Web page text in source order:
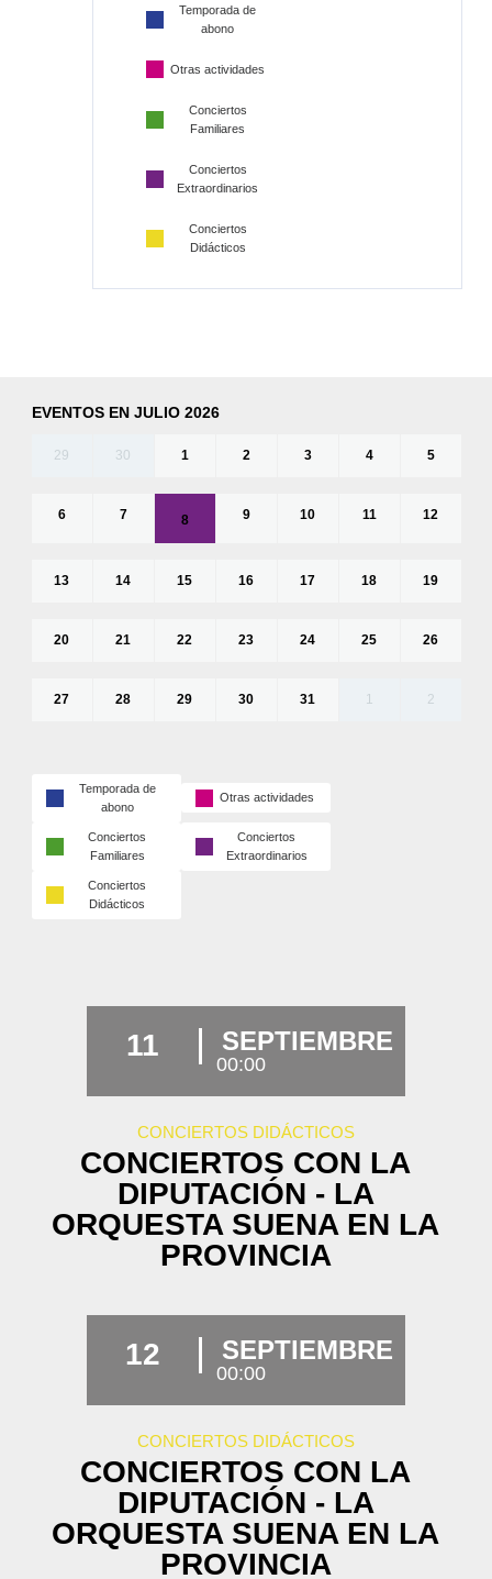
Temporada de
abono
Otras actividades
Conciertos
Familiares
Conciertos
Extraordinarios
Conciertos
Didácticos
EVENTOS EN JULIO 2026
29 30 1 2 3 4 5
6 7 8 9 10 11 12
13 14 15 16 17 18 19
20 21 22 23 24 25 26
27 28 29 30 31 1 2
Temporada de
abono
Otras actividades
Conciertos
Familiares
Conciertos
Extraordinarios
Conciertos
Didácticos
11 SEPTIEMBRE
00:00
CONCIERTOS DIDÁCTICOS
CONCIERTOS CON LA
DIPUTACIÓN - LA
ORQUESTA SUENA EN LA
PROVINCIA
12 SEPTIEMBRE
00:00
CONCIERTOS DIDÁCTICOS
CONCIERTOS CON LA
DIPUTACIÓN - LA
ORQUESTA SUENA EN LA
PROVINCIA